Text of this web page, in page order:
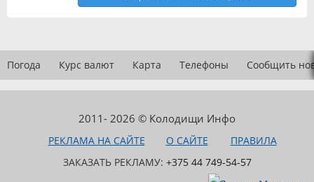
Погода Курс валют Карта Телефоны Сообщить
2011- 2026 © Колодищи Инфо
РЕКЛАМА НА САЙТЕ О САЙТЕ
ПРАВИЛА
ЗАКАЗАТЬ РЕКЛАМУ: +375 44 749-54-57